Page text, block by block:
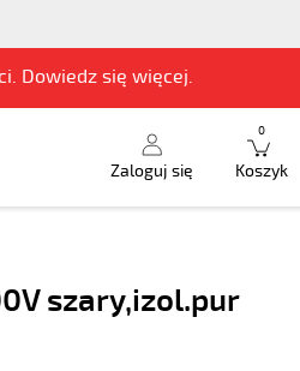
Dowiedz się więcej.
Zaloguj się Koszyk
0
szary,izol.pur